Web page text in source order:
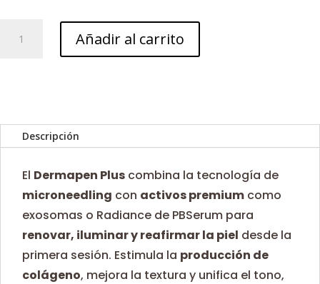
Añadir al carrito
Descripción
El Dermapen Plus combina la tecnología de
microneedling con activos premium como
exosomas o Radiance de PBSerum para
renovar, iluminar y reafirmar la piel desde la
primera sesión. Estimula la producción de
colágeno, mejora la textura y unifica el tono,